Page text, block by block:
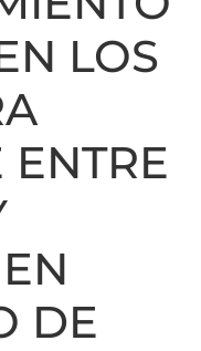
LOS
ENTRE
DE